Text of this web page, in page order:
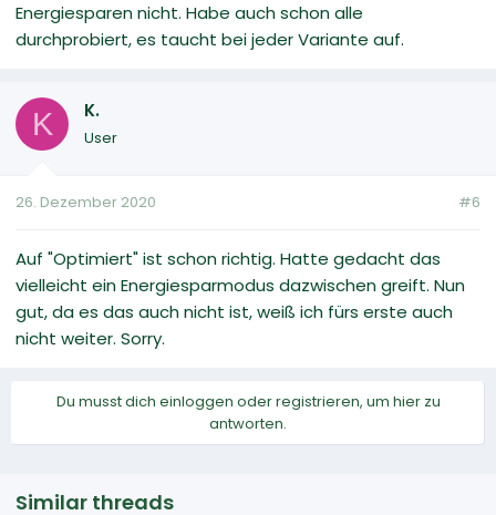
Energiesparen nicht. Habe auch schon alle
durchprobiert, es taucht bei jeder Variante auf.
K K.
User
26. Dezember 2020 #6
Auf "Optimiert" ist schon richtig. Hatte gedacht das
vielleicht ein Energiesparmodus dazwischen greift. Nun
gut, da es das auch nicht ist, weiß ich fürs erste auch
nicht weiter. Sorry.
Du musst dich einloggen oder registrieren, um hier zu
antworten.
Similar threads